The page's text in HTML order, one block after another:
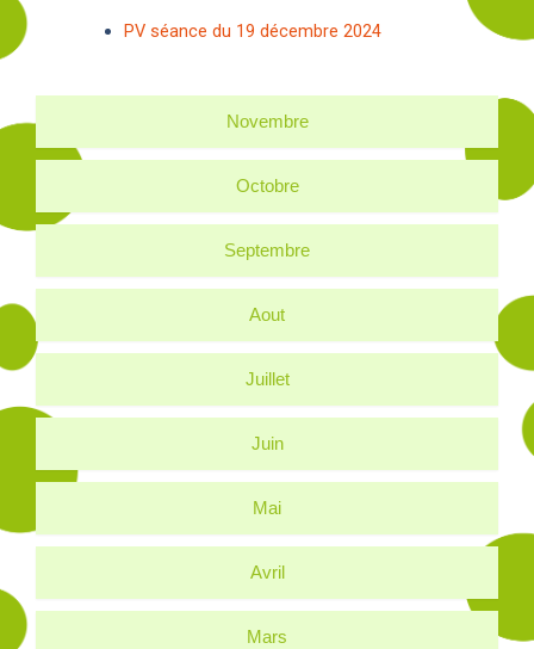
Novembre
Octobre
Septembre
Aout
Juillet
Juin
Mai
Avril
Mars
PV séance du 19 décembre 2024